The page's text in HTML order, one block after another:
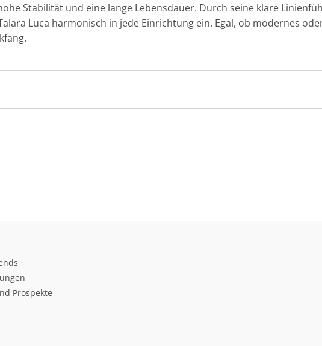
Stabilität und eine lange Lebensdauer. Durch seine klare
Luca harmonisch in jede Einrichtung ein. Egal, ob modernes
Prospekte